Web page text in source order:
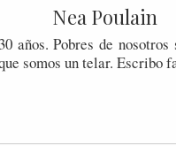
Nea Poulain
30 años. Pobres de
somos un telar. Escribo